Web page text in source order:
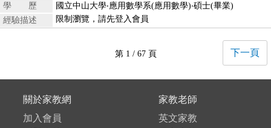
學 歷
國立中山大學‧應用數學系(應用數學)‧碩士(畢業)
經驗描述
限制瀏覽，請先登入會員
第 1 / 67 頁 下一頁
關於家教網
加入會員
家教老師
英文家教